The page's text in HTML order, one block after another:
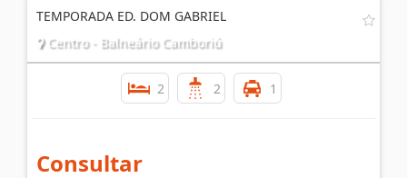
TEMPORADA ED. DOM GABRIEL
Centro - Balneário Camboriú
2 2 1
Consultar